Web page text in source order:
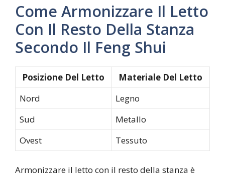
Come Armonizzare Il Letto
Con Il Resto Della Stanza
Secondo Il Feng Shui
Posizione Del Letto
Materiale Del Letto
Nord
Legno
Sud
Metallo
Ovest
Tessuto
Armonizzare il letto con il resto della stanza è